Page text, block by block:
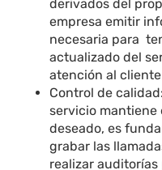
derivados del
empresa emitir
necesaria para
actualizado del
atención al
Control de
servicio mantiene
deseado, es
grabar las
realizar